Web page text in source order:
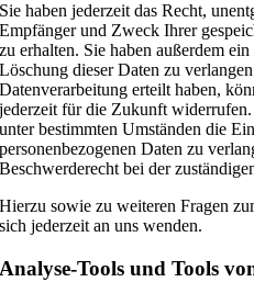
Sie haben jederzeit das Recht,
Empfänger und Zweck Ihrer
zu erhalten. Sie haben außerdem
Löschung dieser Daten zu
Datenverarbeitung erteilt haben,
jederzeit für die Zukunft
unter bestimmten Umständen die
personenbezogenen Daten zu
Beschwerderecht bei der
Hierzu sowie zu weiteren Fragen
sich jederzeit an uns wenden.
Analyse-Tools und Tools